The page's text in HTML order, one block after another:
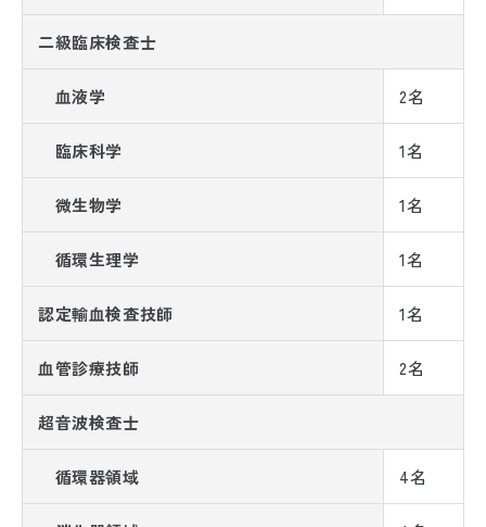
二級臨床検査士
血液学 2名
臨床科学 1名
微生物学 1名
循環生理学 1名
認定輸血検査技師 1名
血管診療技師 2名
超音波検査士
循環器領域 4名